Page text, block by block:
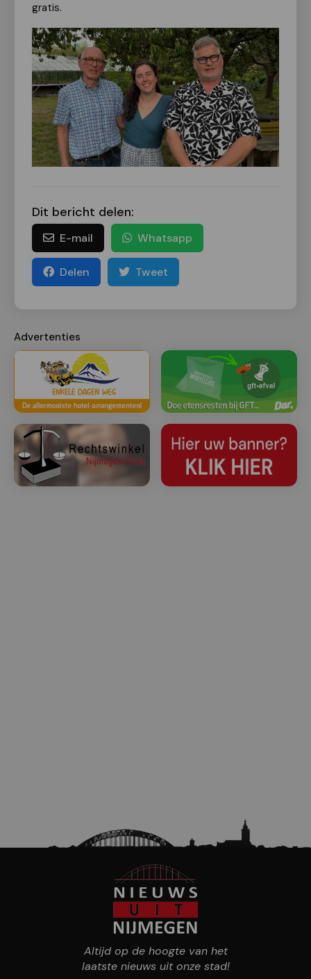
gratis.
Dit bericht delen:
E-mail Whatsapp
Delen Tweet
Advertenties
Altijd op de hoogte van het
laatste nieuws uit onze stad!